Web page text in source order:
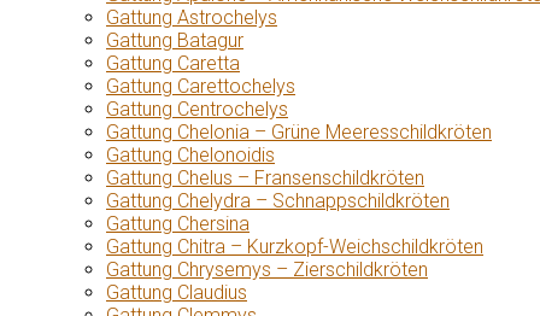
Gattung Astrochelys
Gattung Batagur
Gattung Caretta
Gattung Carettochelys
Gattung Centrochelys
Gattung Chelonia – Grüne Meeresschildkröten
Gattung Chelonoidis
Gattung Chelus – Fransenschildkröten
Gattung Chelydra – Schnappschildkröten
Gattung Chersina
Gattung Chitra – Kurzkopf-Weichschildkröten
Gattung Chrysemys – Zierschildkröten
Gattung Claudius